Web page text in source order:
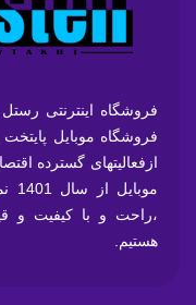
فروشگاه موبایل
ازفعالیتهای گسترده
،راحت و با کیفیت و
هستیم.